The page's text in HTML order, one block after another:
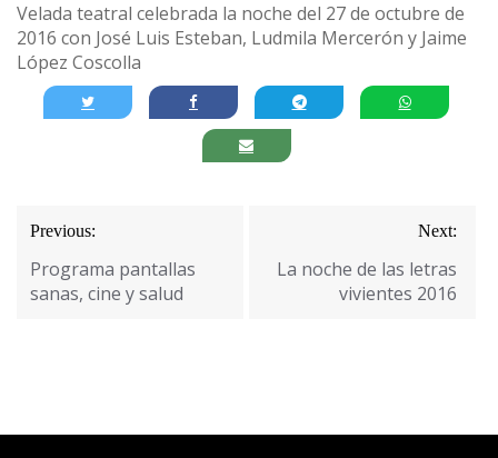
Velada teatral celebrada la noche del 27 de octubre de
2016 con José Luis Esteban, Ludmila Mercerón y Jaime
López Coscolla
Navegación
de
entradas
Previous:
Programa pantallas
sanas, cine y salud
Next:
La noche de las letras
vivientes 2016